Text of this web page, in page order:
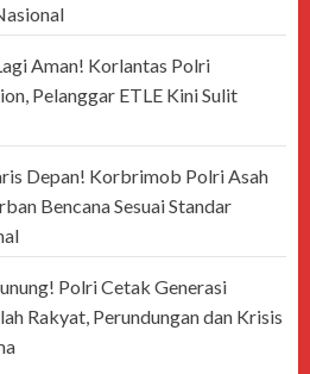
Aman! Korlantas Polri
Pelanggar ETLE Kini Sulit
Depan! Korbrimob Polri Asah
Bencana Sesuai Standar
Polri Cetak Generasi
Rakyat, Perundungan dan Krisis